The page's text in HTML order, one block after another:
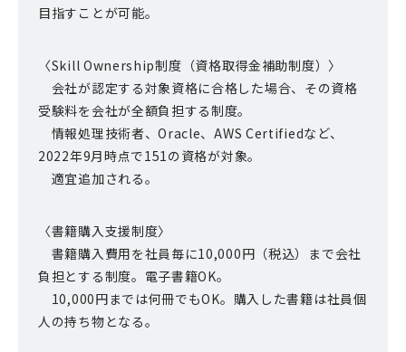
目指すことが可能。
〈Skill Ownership制度（資格取得金補助制度）〉
会社が認定する対象資格に合格した場合、その資格
受験料を会社が全額負担する制度。
情報処理技術者、Oracle、AWS Certifiedなど、
2022年9月時点で151の資格が対象。
適宜追加される。
〈書籍購入支援制度〉
書籍購入費用を社員毎に10,000円（税込）まで会社
負担とする制度。電子書籍OK。
10,000円までは何冊でもOK。購入した書籍は社員個
人の持ち物となる。